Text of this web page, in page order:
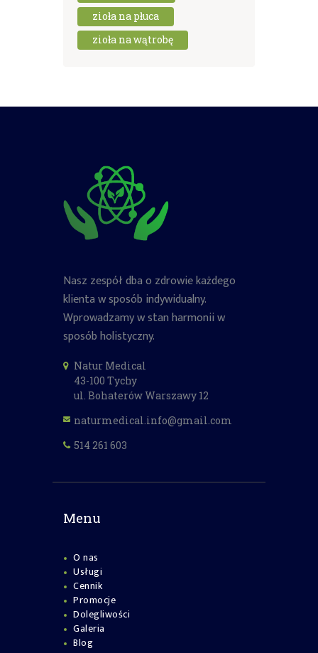
zioła na płuca
zioła na wątrobę
Nasz zespół dba o zdrowie każdego
klienta w sposób indywidualny.
Wprowadzamy w stan harmonii w
sposób holistyczny.
Natur Medical
43-100 Tychy
ul. Bohaterów Warszawy 12
naturmedical.info@gmail.com
514 261 603
Menu
O nas
Usługi
Cennik
Promocje
Dolegliwości
Galeria
Blog